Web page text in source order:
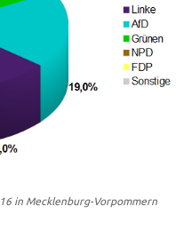
in Mecklenburg-Vorpommern